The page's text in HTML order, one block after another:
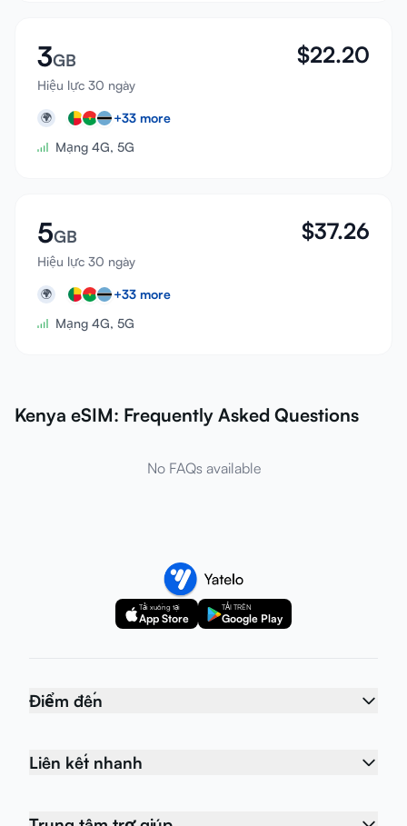
3GB
Hiệu lực 30 ngày
$22.20
🌍 +33 more
Mạng 4G, 5G
5GB
Hiệu lực 30 ngày
$37.26
🌍 +33 more
Mạng 4G, 5G
Kenya eSIM: Frequently Asked Questions
No FAQs available
Tải xuống tại
App Store
TẢI TRÊN
Google Play
Điểm đến
Liên kết nhanh